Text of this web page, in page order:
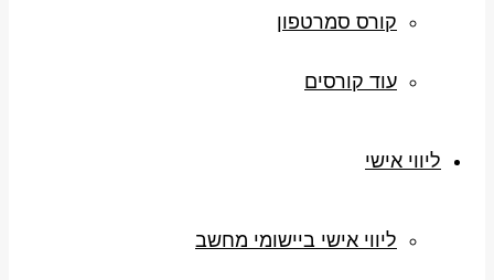
קורס סמרטפון
עוד קורסים
ליווי אישי
ליווי אישי ביישומי מחשב